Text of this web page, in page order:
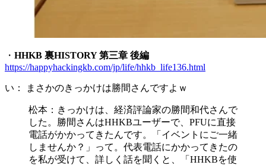
・ HHKB 裏HISTORY 第三章 後編
https://happyhackingkb.com/jp/life/hhkb_life136.html
い： まさかのきっかけは勝間さんですよｗ
松本：きっかけは、経済評論家の勝間和代さんで
した。勝間さんはHHKBユーザーで、PFUに直接
電話がかかってきたんです。「イベントにご一緒
しませんか？」って。代表電話にかかってきたの
を私が受けて、詳しく話を聞くと、「HHKBを使